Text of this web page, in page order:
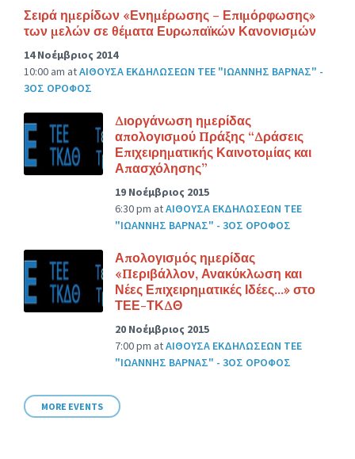
Σειρά ημερίδων «Ενημέρωσης – Επιμόρφωσης»
των μελών σε θέματα Ευρωπαϊκών Κανονισμών
14 Νοέμβριος 2014
10:00 am atΑΙΘΟΥΣΑ ΕΚΔΗΛΩΣΕΩΝ ΤΕΕ "ΙΩΑΝΝΗΣ ΒΑΡΝΑΣ" -
3ΟΣ ΟΡΟΦΟΣ
Διοργάνωση ημερίδας
απολογισμού Πράξης “Δράσεις
Επιχειρηματικής Καινοτομίας και
Απασχόλησης”
19 Νοέμβριος 2015
6:30 pm atΑΙΘΟΥΣΑ ΕΚΔΗΛΩΣΕΩΝ ΤΕΕ
"ΙΩΑΝΝΗΣ ΒΑΡΝΑΣ" - 3ΟΣ ΟΡΟΦΟΣ
Απολογισμός ημερίδας
«Περιβάλλον, Ανακύκλωση και
Νέες Επιχειρηματικές Ιδέες…» στο
ΤΕΕ-ΤΚΔΘ
20 Νοέμβριος 2015
7:00 pm atΑΙΘΟΥΣΑ ΕΚΔΗΛΩΣΕΩΝ ΤΕΕ
"ΙΩΑΝΝΗΣ ΒΑΡΝΑΣ" - 3ΟΣ ΟΡΟΦΟΣ
MORE EVENTS